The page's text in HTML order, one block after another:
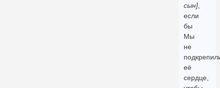
сын],
если
бы
Мы
не
её
сердце,